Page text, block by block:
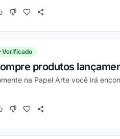
cupom funcionou
Este cupom não funcionou
Verificado
produtos
na Papel Arte você irá
cupom funcionou
Este cupom não funcionou